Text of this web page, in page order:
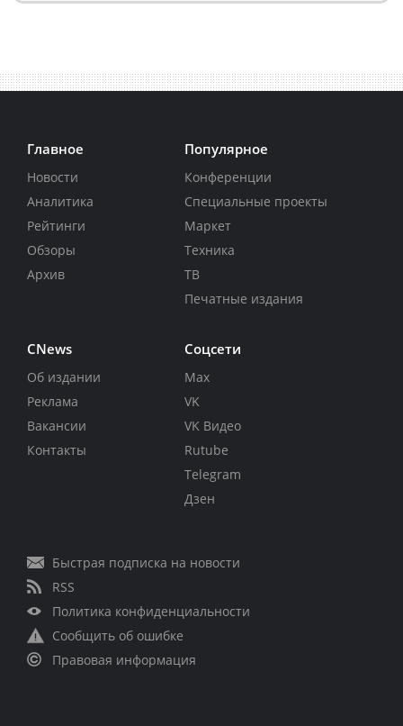
Главное
Новости
Аналитика
Рейтинги
Обзоры
Архив
Популярное
Конференции
Специальные проекты
Маркет
Техника
ТВ
Печатные издания
CNews
Об издании
Реклама
Вакансии
Контакты
Соцсети
Max
VK
VK Видео
Rutube
Telegram
Дзен
Быстрая подписка на новости
RSS
Политика конфиденциальности
Сообщить об ошибке
Правовая информация